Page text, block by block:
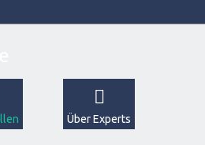
Über Experts